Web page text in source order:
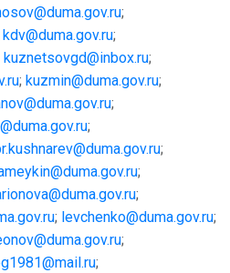
;
kdv@duma.gov.ru;
kuznetsovgd@inbox.ru;
; kuzmin@duma.gov.ru;
;
;
;
;
;
; levchenko@duma.gov.ru;
;
;